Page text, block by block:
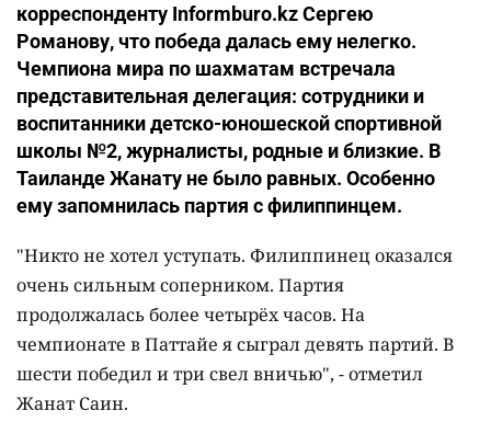
корреспонденту Informburo.kz Сергею
Романову, что победа далась ему нелегко.
Чемпиона мира по шахматам встречала
представительная делегация: сотрудники и
воспитанники детско-юношеской спортивной
школы №2, журналисты, родные и близкие. В
Таиланде Жанату не было равных. Особенно
ему запомнилась партия с филиппинцем.
"Никто не хотел уступать. Филиппинец оказался
очень сильным соперником. Партия
продолжалась более четырёх часов. На
чемпионате в Паттайе я сыграл девять партий. В
шести победил и три свел вничью", - отметил
Жанат Саин.